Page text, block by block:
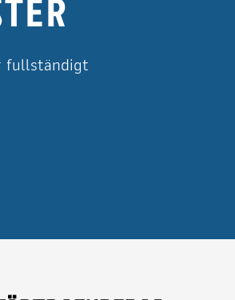
fullständigt